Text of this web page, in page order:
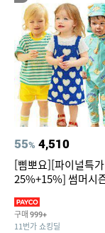
55% 4,510
[삠뽀요][파이널특가
25%+15%] 썸머시
영복/티셔츠/
구매 999+
11번가 쇼킹딜